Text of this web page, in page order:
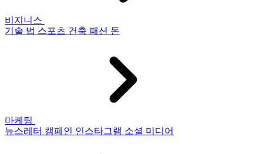
비지니스
기술 법 스포츠 건축 패션 돈
마케팅
뉴스레터 캠페인 인스타그램 소셜 미디어